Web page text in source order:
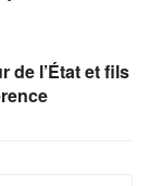
de l’État et fils